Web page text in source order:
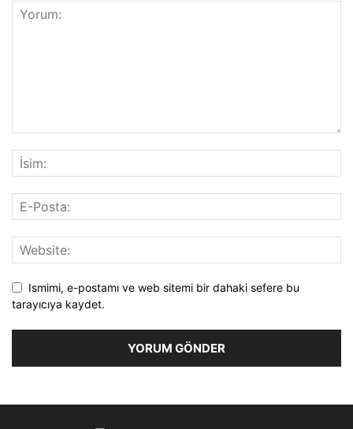
Ismimi, e-postamı ve web sitemi bir dahaki sefere bu
tarayıcıya kaydet.